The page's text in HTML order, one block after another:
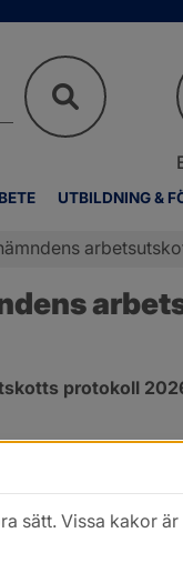
UTBILDNING &
protokoll
i nytt fönster.
sätt. Vissa kakor